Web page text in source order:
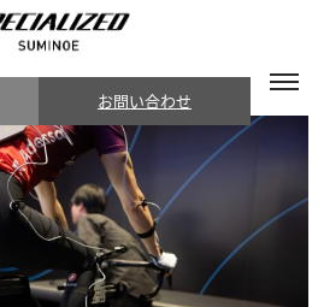
お問い合わせ